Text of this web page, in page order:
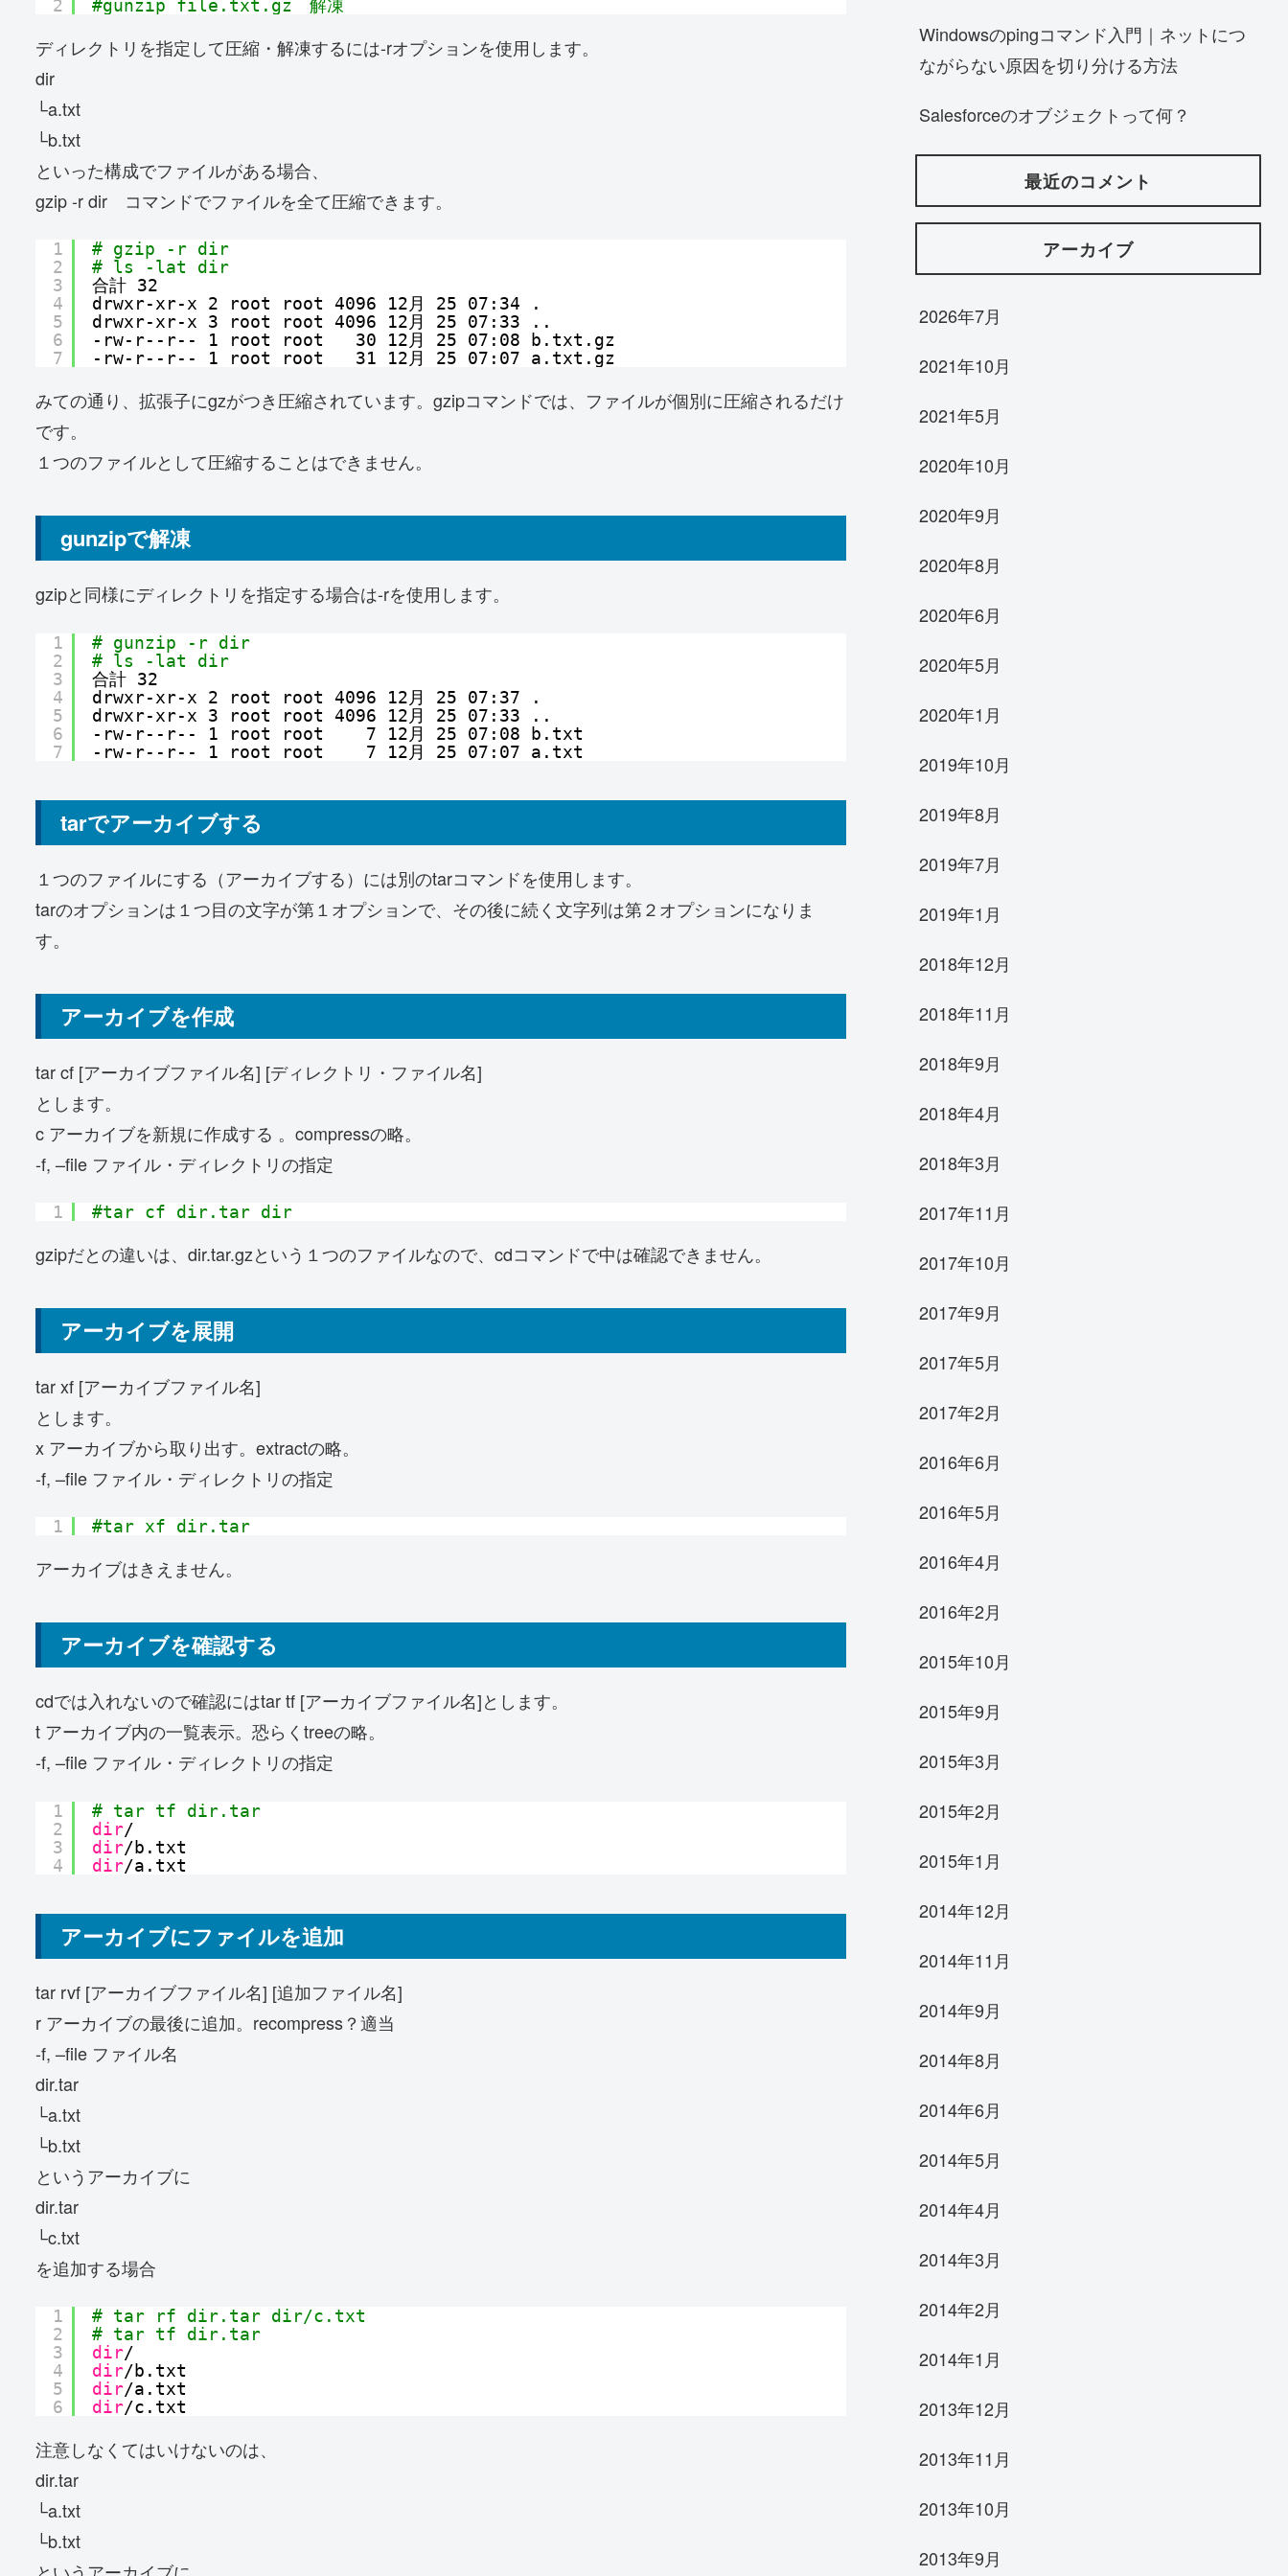
2
#gunzip file.txt.gz　解凍
ディレクトリを指定して圧縮・解凍するには-rオプションを使用します。
dir
└a.txt
└b.txt
といった構成でファイルがある場合、
gzip -r dir コマンドでファイルを全て圧縮できます。
1
2
3
4
5
6
7
# gzip -r dir
# ls -lat dir
合計 32
drwxr-xr-x 2 root root 4096 12月 25 07:34 .
drwxr-xr-x 3 root root 4096 12月 25 07:33 ..
-rw-r--r-- 1 root root   30 12月 25 07:08 b.txt.gz
-rw-r--r-- 1 root root   31 12月 25 07:07 a.txt.gz
みての通り、拡張子にgzがつき圧縮されています。 gzipコマンドでは、ファイルが個別に圧縮されるだけ
です。
１つのファイルとして圧縮することはできません。
gunzipで解凍
gzipと同様にディレクトリを指定する場合は-rを使用します。
1
2
3
4
5
6
7
# gunzip -r dir
# ls -lat dir
合計 32
drwxr-xr-x 2 root root 4096 12月 25 07:37 .
drwxr-xr-x 3 root root 4096 12月 25 07:33 ..
-rw-r--r-- 1 root root    7 12月 25 07:08 b.txt
-rw-r--r-- 1 root root    7 12月 25 07:07 a.txt
tarでアーカイブする
１つのファイルにする（アーカイブする）には別のtarコマンドを使用します。
tarのオプションは１つ目の文字が第１オプションで、その後に続く文字列は第２オプションになりま
す。
アーカイブを作成
tar cf [アーカイブファイル名] [ディレクトリ・ファイル名]
とします。
c アーカイブを新規に作成する 。compressの略。
-f, –file ファイル・ディレクトリの指定
1 #tar cf dir.tar dir
gzipだとの違いは、dir.tar.gzという１つのファイルなので、cdコマンドで中は確認できません。
アーカイブを展開
tar xf [アーカイブファイル名]
とします。
x アーカイブから取り出す。extractの略。
-f, –file ファイル・ディレクトリの指定
1 #tar xf dir.tar
アーカイブはきえません。
アーカイブを確認する
cdでは入れないので確認にはtar tf [アーカイブファイル名]とします。
t アーカイブ内の一覧表示。恐らくtreeの略。
-f, –file ファイル・ディレクトリの指定
1
2
3
4
# tar tf dir.tar
dir/
dir/b .txt
dir/a .txt
アーカイブにファイルを追加
tar rvf [アーカイブファイル名] [追加ファイル名]
r アーカイブの最後に追加。recompress？適当
-f, –file ファイル名
dir.tar
└a.txt
└b.txt
というアーカイブに
dir.tar
└c.txt
を追加する場合
1
2
3
4
5
6
# tar rf dir.tar dir/c.txt
# tar tf dir.tar
dir/
dir/b .txt
dir/a .txt
dir/c .txt
注意しなくてはいけないのは、
dir.tar
└a.txt
└b.txt
Windowsのpingコマンド入門｜ネットにつ
ながらない原因を切り分ける方法
Salesforceのオブジェクトって何？
最近のコメント
アーカイブ
2026年7月
2021年10月
2021年5月
2020年10月
2020年9月
2020年8月
2020年6月
2020年5月
2020年1月
2019年10月
2019年8月
2019年7月
2019年1月
2018年12月
2018年11月
2018年9月
2018年4月
2018年3月
2017年11月
2017年10月
2017年9月
2017年5月
2017年2月
2016年6月
2016年5月
2016年4月
2016年2月
2015年10月
2015年9月
2015年3月
2015年2月
2015年1月
2014年12月
2014年11月
2014年9月
2014年8月
2014年6月
2014年5月
2014年4月
2014年3月
2014年2月
2014年1月
2013年12月
2013年11月
2013年10月
2013年9月